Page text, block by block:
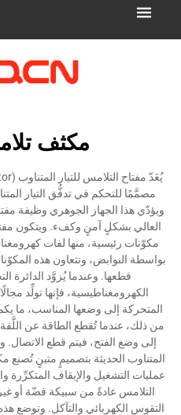
مكثف
مصمَّمًا للتحكم في تدفُّق التيار
ويؤدّي هذا الجهاز الجوهري وظيفة
العالي بشكلٍ آمنٍ وكفء. ويتكون
مكوّنات رئيسية، منها لفات
بواسطة النوابض، وتتعاون هذه
قطعها. وعندما يُزوَّد الدائرة
الكهرومغناطيسية، فإنها تولِّد
المتحركة إلى وضعها المناسب، ما
من ذلك، عندما تُقطع الطاقة عن
إلى وضع الفتح، فيتم قطع الاتصال.
المتناوب الحديثة بتصميمٍ متينٍ تُصنع
عمليات التشغيل والإيقاف المتكرِّرة
التلامس عادةً من سبيكة فضّة أو
التقوس الكهربائي والتآكل. وتوضع